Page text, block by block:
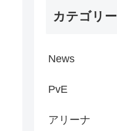
カテゴリー
News
PvE
アリーナ